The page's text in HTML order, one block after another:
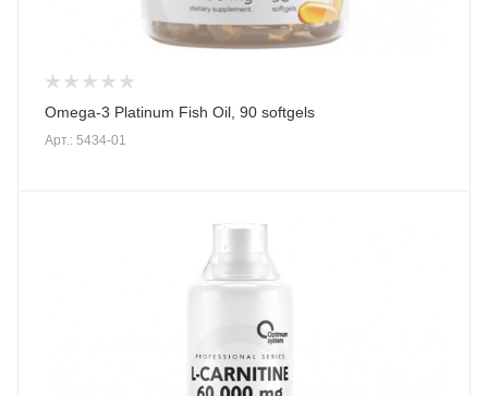
Omega-3 Platinum Fish Oil, 90 softgels
Арт.: 5434-01